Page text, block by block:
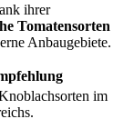
ihrer
Tomatensorten
Anbaugebiete.
im